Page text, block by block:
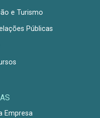
e Turismo
Públicas
Empresa